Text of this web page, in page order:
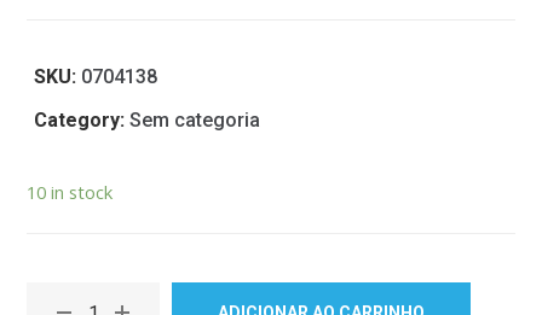
SKU: 0704138
Category:Sem categoria
10 in stock